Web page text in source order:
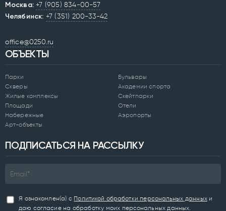
Москва: +7 (905) 834-00-57
Челябинск: +7 (351) 200-33-42
office@0250.ru
ОБЪЕКТЫ
Парки
Скверы
Жилые комплексы
Площади
Набережные
Арт-объекты
Бульвары
Академии спорта
Скейтпарки
Отели
Аэропорты
ПОДПИСАТЬСЯ НА РАССЫЛКУ
Я ознакомлен(а) с Политикой обработки персональных данныхи
даю согласие на обработку моих персональных данных.